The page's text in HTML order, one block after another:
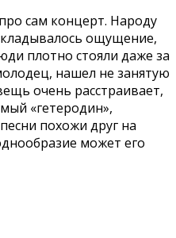
сам концерт. Народу
ощущение,
плотно стояли даже за
нашел не занятую
очень расстраивает,
«гетеродин»,
похожи друг на
может его